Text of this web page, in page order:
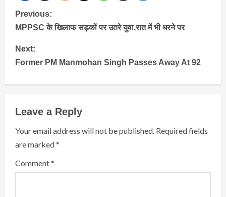
Continue
Previous:
MPPSC के खिलाफ सड़कों पर उतरे युवा,रात में भी धरने पर
Next:
Former PM Manmohan Singh Passes Away At 92
Leave a Reply
Your email address will not be published. Required fields
are marked*
Comment*